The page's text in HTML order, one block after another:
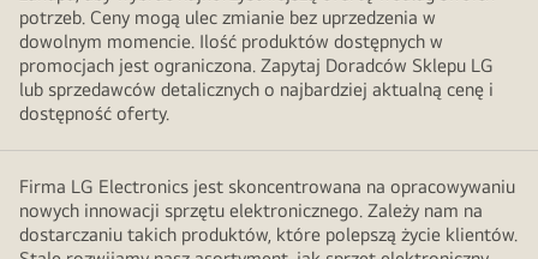
potrzeb. Ceny mogą ulec zmianie bez uprzedzenia w
dowolnym momencie. Ilość produktów dostępnych w
promocjach jest ograniczona. Zapytaj Doradców Sklepu LG
lub sprzedawców detalicznych o najbardziej aktualną cenę i
dostępność oferty.
Firma LG Electronics jest skoncentrowana na opracowywaniu
nowych innowacji sprzętu elektronicznego. Zależy nam na
dostarczaniu takich produktów, które polepszą życie klientów.